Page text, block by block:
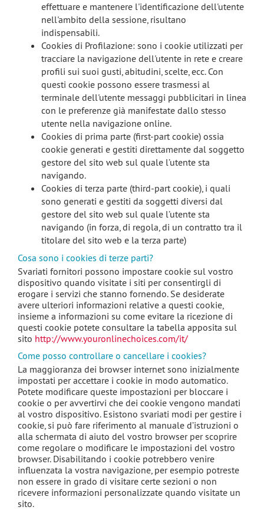
effettuare e mantenere l'identificazione dell'utente
nell'ambito della sessione, risultano
indispensabili.
Cookies di Profilazione: sono i cookie utilizzati per
tracciare la navigazione dell'utente in rete e creare
profili sui suoi gusti, abitudini, scelte, ecc. Con
questi cookie possono essere trasmessi al
terminale dell'utente messaggi pubblicitari in linea
con le preferenze già manifestate dallo stesso
utente nella navigazione online.
Cookies di prima parte (first-part cookie) ossia
cookie generati e gestiti direttamente dal soggetto
gestore del sito web sul quale l’utente sta
navigando.
Cookies di terza parte (third-part cookie), i quali
sono generati e gestiti da soggetti diversi dal
gestore del sito web sul quale l’utente sta
navigando (in forza, di regola, di un contratto tra il
titolare del sito web e la terza parte)
Cosa sono i cookies di terze parti?
Svariati fornitori possono impostare cookie sul vostro
dispositivo quando visitate i siti per consentirgli di
erogare i servizi che stanno fornendo. Se desiderate
avere ulteriori informazioni relative a questi cookie,
insieme a informazioni su come evitare la ricezione di
questi cookie potete consultare la tabella apposita sul
sito http://www.youronlinechoices.com/it/
Come posso controllare o cancellare i cookies?
La maggioranza dei browser internet sono inizialmente
impostati per accettare i cookie in modo automatico.
Potete modificare queste impostazioni per bloccare i
cookie o per avvertirvi che dei cookie vengono mandati
al vostro dispositivo. Esistono svariati modi per gestire i
cookie, si può fare riferimento al manuale d’istruzioni o
alla schermata di aiuto del vostro browser per scoprire
come regolare o modificare le impostazioni del vostro
browser. Disabilitando i cookie potrebbero venire
influenzata la vostra navigazione, per esempio potreste
non essere in grado di visitare certe sezioni o non
ricevere informazioni personalizzate quando visitate un
sito.